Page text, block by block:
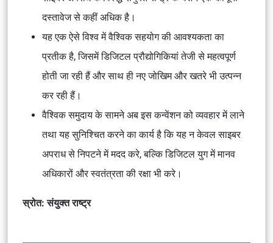
दस्तावेज से कहीं अधिक है।
यह एक ऐसे विश्व में वैश्विक सहयोग की आवश्यकता का
प्रतीक है, जिसमें डिजिटल प्रौद्योगिकियां तेजी से महत्वपूर्ण
होती जा रही हैं और साथ ही नए जोखिम और खतरे भी उत्पन्न
कर रही हैं।
वैश्विक समुदाय के सामने अब इस कन्वेंशन को व्यवहार में लाने
तथा यह सुनिश्चित करने का कार्य है कि यह न केवल साइबर
अपराध से निपटने में मदद करे, बल्कि डिजिटल युग में मानव
अधिकारों और स्वतंत्रता की रक्षा भी करे।
स्रोत: संयुक्त राष्ट्र